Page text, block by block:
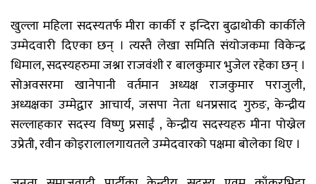
खुल्ला महिला सदस्यतर्फ मीरा कार्की र इन्दिरा बुढाथोकी कार्कीले
उम्मेदवारी दिएका छन् । त्यस्तै लेखा समिति संयोजकमा विकेन्द्र
धिमाल, सदस्यहरुमा जश्ना राजवंशी र बालकुमार भुजेल रहेका छन् ।
सोअवसरमा खानेपानी वर्तमान अध्यक्ष राजकुमार पराजुली,
अध्यक्षका उम्मेद्वार आचार्य, जसपा नेता धनप्रसाद गुरुङ, केन्द्रीय
सल्लाहकार सदस्य विष्णु प्रसाईं , केन्द्रीय सदस्यहरु मीना पोख्रेल
उप्रेती, रवीन कोइरालालगायतले उम्मेदवारको पक्षमा बोलेका थिए ।